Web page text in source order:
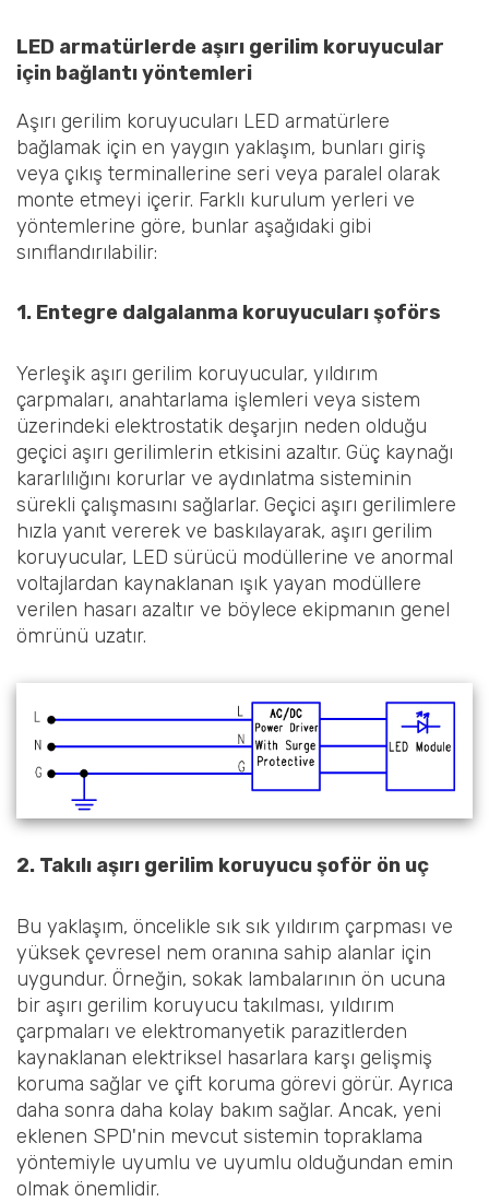
LED armatürlerde aşırı gerilim koruyucular
için bağlantı yöntemleri
Aşırı gerilim koruyucuları LED armatürlere
bağlamak için en yaygın yaklaşım, bunları giriş
veya çıkış terminallerine seri veya paralel olarak
monte etmeyi içerir. Farklı kurulum yerleri ve
yöntemlerine göre, bunlar aşağıdaki gibi
sınıflandırılabilir:
1. Entegre dalgalanma koruyucularışoförs
Yerleşik aşırı gerilim koruyucular, yıldırım
çarpmaları, anahtarlama işlemleri veya sistem
üzerindeki elektrostatik deşarjın neden olduğu
geçici aşırı gerilimlerin etkisini azaltır. Güç kaynağı
kararlılığını korurlar ve aydınlatma sisteminin
sürekli çalışmasını sağlarlar. Geçici aşırı gerilimlere
hızla yanıt vererek ve baskılayarak, aşırı gerilim
koruyucular, LED sürücü modüllerine ve anormal
voltajlardan kaynaklanan ışık yayan modüllere
verilen hasarı azaltır ve böylece ekipmanın genel
ömrünü uzatır.
2. Takılı aşırı gerilim koruyucuşoför ön uç
Bu yaklaşım, öncelikle sık sık yıldırım çarpması ve
yüksek çevresel nem oranına sahip alanlar için
uygundur. Örneğin, sokak lambalarının ön ucuna
bir aşırı gerilim koruyucu takılması, yıldırım
çarpmaları ve elektromanyetik parazitlerden
kaynaklanan elektriksel hasarlara karşı gelişmiş
koruma sağlar ve çift koruma görevi görür. Ayrıca
daha sonra daha kolay bakım sağlar. Ancak, yeni
eklenen SPD'nin mevcut sistemin topraklama
yöntemiyle uyumlu ve uyumlu olduğundan emin
olmak önemlidir.